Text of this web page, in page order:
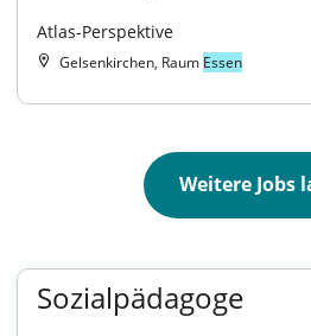
Atlas-Perspektive
Gelsenkirchen, Raum Essen
Weitere Jobs
Sozialpädagoge